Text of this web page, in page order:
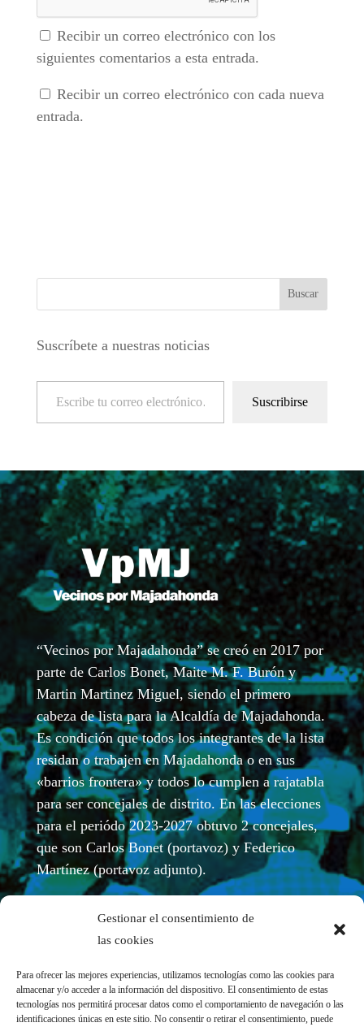
Gestionar el consentimiento de
las cookies
Para ofrecer las mejores experiencias, utilizamos tecnologías como las cookies para
almacenar y/o acceder a la información del dispositivo. El consentimiento de estas
tecnologías nos permitirá procesar datos como el comportamiento de navegación o las
identificaciones únicas en este sitio. No consentir o retirar el consentimiento, puede
Recibir un correo electrónico con los
siguientes comentarios a esta entrada.
Recibir un correo electrónico con cada nueva
entrada.
Suscríbete a nuestras noticias
Escribe tu correo electrónico…
Suscribirse
“Vecinos por Majadahonda” se creó en 2017 por
parte de Carlos Bonet, Maite M. F. Burón y
Martin Martinez Miguel, siendo el primero
cabeza de lista para la Alcaldía de Majadahonda.
Es condición que todos los integrantes de la lista
residan o trabajen en Majadahonda o en sus
«barrios frontera» y todos lo cumplen a rajatabla
para ser concejales de distrito. En las elecciones
para el periódo 2023-2027 obtuvo 2 concejales,
que son Carlos Bonet (portavoz) y Federico
Martínez (portavoz adjunto).